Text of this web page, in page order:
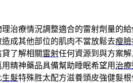
理治療情況調整適合的雷射劑量的給
成其他部位的肌肉不當放鬆去瘦臉
了解相關雷射任何資源到與方案
精神藥品具備幫助睡眠希望用 治
生髮特殊胜太配方滋養頭皮強健髮